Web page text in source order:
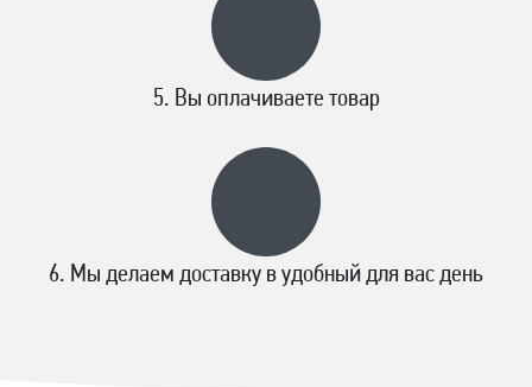
Вы оплачиваете товар
Мы делаем доставку в удобный для вас день